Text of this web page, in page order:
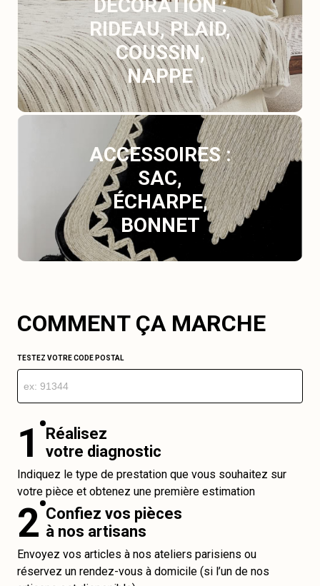
DÉCORATION :
RIDEAU, PLAID,
COUSSIN,
NAPPE
ACCESSOIRES :
SAC,
ÉCHARPE,
BONNET
COMMENT ÇA MARCHE
TESTEZ VOTRE CODE POSTAL
1
Réalisez
votre diagnostic
Indiquez le type de prestation que vous souhaitez sur
votre pièce et obtenez une première estimation
2 Confiez vos pièces
à nos artisans
Envoyez vos articles à nos ateliers parisiens ou
réservez un rendez-vous à domicile (si l’un de nos